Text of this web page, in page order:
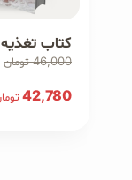
46,000 تومان
42,780